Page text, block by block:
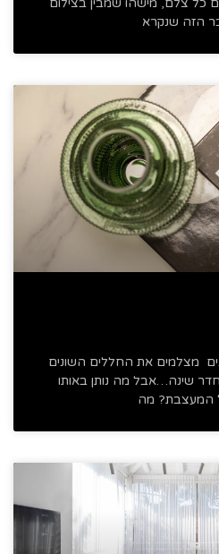
הזה שנקרא
מצלמים את החללים השונים
שינה…אבל מה נותן באותו
המעצבת? מה